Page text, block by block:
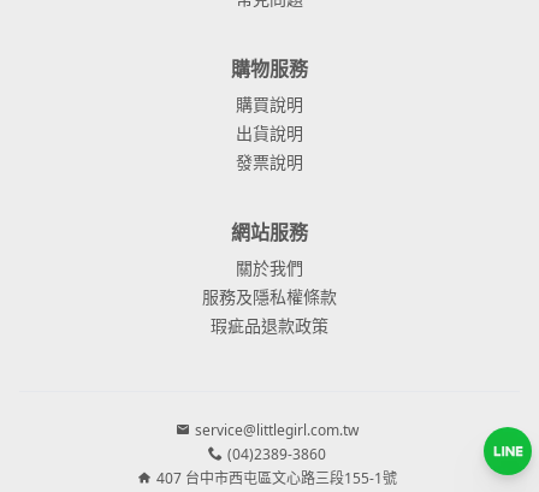
購物服務
購買說明
出貨說明
發票說明
網站服務
關於我們
服務及隱私權條款
瑕疵品退款政策
service@littlegirl.com.tw
(04)2389-3860
407 台中市西屯區文心路三段155-1號